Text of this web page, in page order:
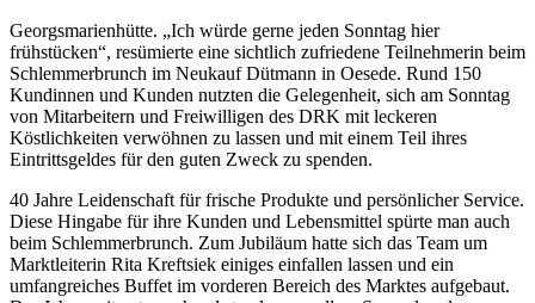
Georgsmarienhütte. „Ich würde gerne jeden Sonntag hier
frühstücken“, resümierte eine sichtlich zufriedene Teilnehmerin beim
Schlemmerbrunch im Neukauf Dütmann in Oesede. Rund 150
Kundinnen und Kunden nutzten die Gelegenheit, sich am Sonntag
von Mitarbeitern und Freiwilligen des DRK mit leckeren
Köstlichkeiten verwöhnen zu lassen und mit einem Teil ihres
Eintrittsgeldes für den guten Zweck zu spenden.
40 Jahre Leidenschaft für frische Produkte und persönlicher Service.
Diese Hingabe für ihre Kunden und Lebensmittel spürte man auch
beim Schlemmerbrunch. Zum Jubiläum hatte sich das Team um
Marktleiterin Rita Kreftsiek einiges einfallen lassen und ein
umfangreiches Buffet im vorderen Bereich des Marktes aufgebaut.